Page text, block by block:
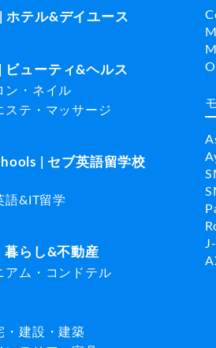
ホテル&デイユース
ューティ&ヘルス
ン・ネイル
ステ・マッサージ
| セブ英語留学校
語&IT留学
暮らし&不動産
アム・コンドテル
・建設・建築